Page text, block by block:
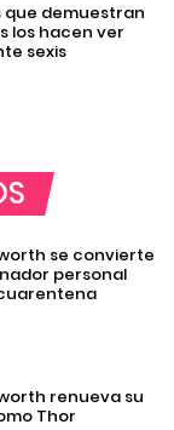
que demuestran
los hacen ver
sexis
se convierte
personal
renueva su
Thor